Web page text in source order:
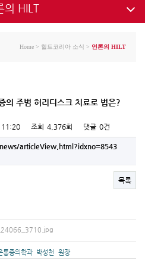
의 HILT
Home > 힐트코리아 소식 > 언론의 HILT
의 주범 허리디스크 치료로 법은?
11:20 조회 4,376회 댓글 0건
articleView.html?idxno=8543
목록
증의학과 박성천 원장